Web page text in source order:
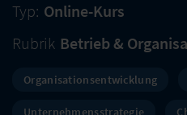
Typ: Online-Kurs
Rubrik Betrieb &
Organisationsentwicklung
Unternehmensstrategie